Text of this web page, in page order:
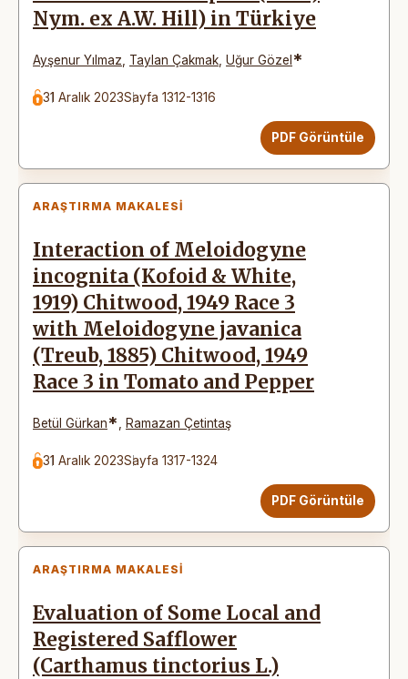
Nym. ex A.W. Hill) in Türkiye
Ayşenur Yılmaz Taylan Çakmak Uğur Gözel *
31 Aralık 2023Sayfa 1312-1316
PDF Görüntüle
ARAŞTIRMA MAKALESI
Interaction of Meloidogyne
incognita (Kofoid & White,
1919) Chitwood, 1949 Race 3
with Meloidogyne javanica
(Treub, 1885) Chitwood, 1949
Race 3 in Tomato and Pepper
Betül Gürkan* Ramazan Çetintaş
31 Aralık 2023Sayfa 1317-1324
PDF Görüntüle
ARAŞTIRMA MAKALESI
Evaluation of Some Local and
Registered Safflower
(Carthamus tinctorius L.)